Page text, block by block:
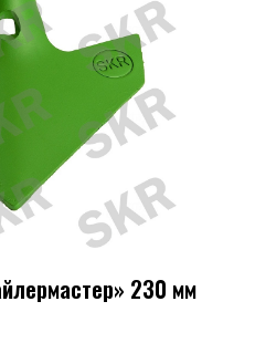
230 мм